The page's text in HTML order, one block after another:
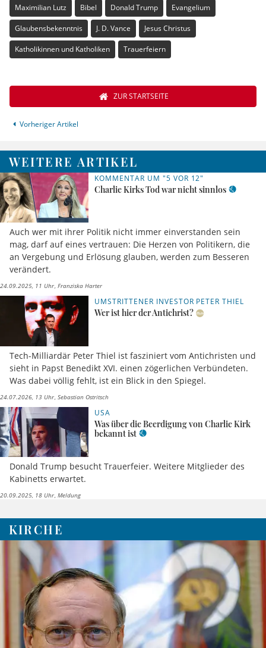
Maximilian Lutz Bibel Donald Trump Evangelium
Glaubensbekenntnis J. D. Vance Jesus Christus
Katholikinnen und Katholiken Trauerfeiern
Vorheriger Artikel
ZUR STARTSEITE
WEITERE ARTIKEL
KOMMENTAR UM "5 VOR 12"
Charlie Kirks Tod war nicht sinnlos
Auch wer mit ihrer Politik nicht immer einverstanden sein
mag, darf auf eines vertrauen: Die Herzen von Politikern, die
an Vergebung und Erlösung glauben, werden zum Besseren
verändert.
24.09.2025, 11 Uhr Franziska Harter
UMSTRITTENER INVESTOR PETER THIEL
Wer ist hier der Antichrist?
Tech-Milliardär Peter Thiel ist fasziniert vom Antichristen und
sieht in Papst Benedikt XVI. einen zögerlichen Verbündeten.
Was dabei völlig fehlt, ist ein Blick in den Spiegel.
24.07.2026, 13 Uhr Sebastian Ostritsch
USA
Was über die Beerdigung von Charlie Kirk
bekannt ist
Donald Trump besucht Trauerfeier. Weitere Mitglieder des
Kabinetts erwartet.
20.09.2025, 18 Uhr Meldung
KIRCHE